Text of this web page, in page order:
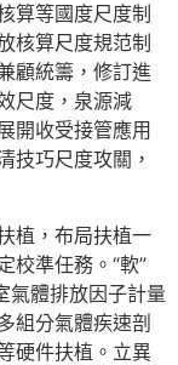
算等國度尺度制
核算尺度規范制
顧統籌，修訂進
尺度，泉源減
開收受接管應用
技巧尺度攻關，
植，布局扶植一
校準任務。“軟”
氣體排放因子計量
組分氣體疾速剖
硬件扶植。立異